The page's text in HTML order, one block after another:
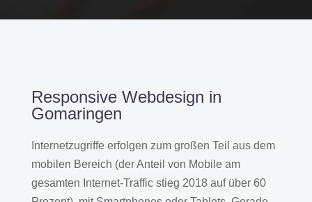
Responsive Webdesign in
Gomaringen
Internetzugriffe erfolgen zum großen Teil aus dem
mobilen Bereich (der Anteil von Mobile am
gesamten Internet-Traffic stieg 2018 auf über 60